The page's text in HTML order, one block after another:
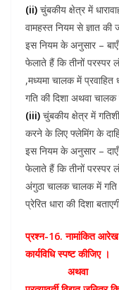
(ii) चुंबकीय क्षेत्र में
वामहस्त नियम से ज्ञात की
इस नियम के अनुसार –
फेलाते हैं कि तीनों परस्पर
,मध्यमा चालक में प्रवाहित
गति की दिशा अथवा
(iii) चुंबकीय क्षेत्र में
करने के लिए फ्लेमिंग के
इस नियम के अनुसार –
फेलाते हैं कि तीनों परस्पर
अंगुठा चालक चालक में गति
प्रेरित धारा की दिशा
प्रश्न-16. नामांकित आरेख
कार्यविधि स्पष्ट कीजिए ।
अथवा